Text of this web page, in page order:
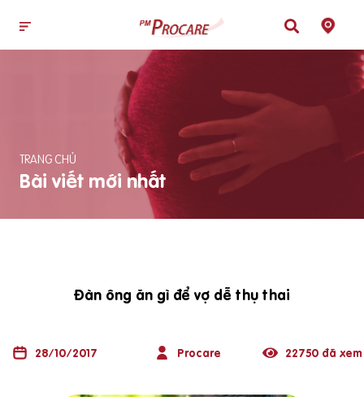
TRANG CHỦ
Bài viết mới nhất
Đàn ông ăn gì để vợ dễ thụ thai
28/10/2017 Procare 22750 đã xem